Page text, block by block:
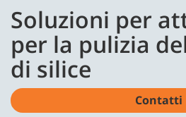
content
navigation
menu
Soluzioni per
per la pulizia
di silice
Contatti